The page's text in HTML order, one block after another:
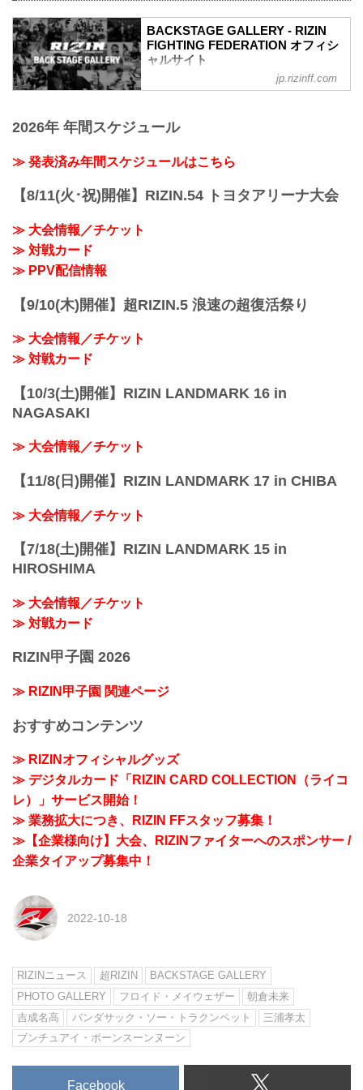
BACKSTAGE GALLERY - RIZIN
FIGHTING FEDERATION オフィシ
ャルサイト
BACKSTAGE GALLERY の記事一覧 - 格
イジン ファイティング フェデレーショ
いきます。
jp.rizinff.com
2026年 年間スケジュール
≫ 発表済み年間スケジュールはこちら
【8/11(火･祝)開催】RIZIN.54 トヨタアリーナ大会
≫ 大会情報／チケット
≫ 対戦カード
≫ PPV配信情報
【9/10(木)開催】超RIZIN.5 浪速の超復活祭り
≫ 大会情報／チケット
≫ 対戦カード
【10/3(土)開催】RIZIN LANDMARK 16 in
NAGASAKI
≫ 大会情報／チケット
【11/8(日)開催】RIZIN LANDMARK 17 in CHIBA
≫ 大会情報／チケット
【7/18(土)開催】RIZIN LANDMARK 15 in
HIROSHIMA
≫ 大会情報／チケット
≫ 対戦カード
RIZIN甲子園 2026
≫ RIZIN甲子園 関連ページ
おすすめコンテンツ
≫ RIZINオフィシャルグッズ
≫ デジタルカード「RIZIN CARD COLLECTION（ライコ
レ）」サービス開始！
≫ 業務拡大につき、RIZIN FFスタッフ募集！
≫【企業様向け】大会、RIZINファイターへのスポンサー /
企業タイアップ募集中！
2022-10-18
RIZINニュース 超RIZIN
BACKSTAGE GALLERY
PHOTO GALLERY
フロイド・メイウェザー
朝倉未来
吉成名高
バンダサック・ソー・トラクンペット
三浦孝太
ブンチュアイ・ポーンスーンヌーン
Facebook